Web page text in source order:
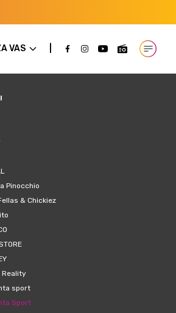
VAS
Open
Pinocchio
& Chickiez
Reality
sport
Sport